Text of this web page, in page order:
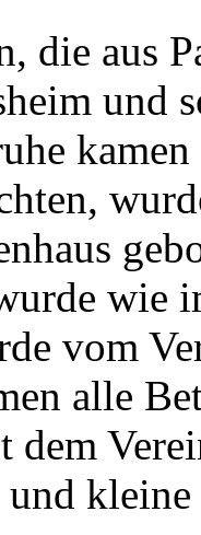
die aus
und
wie
vom
alle
dem
und